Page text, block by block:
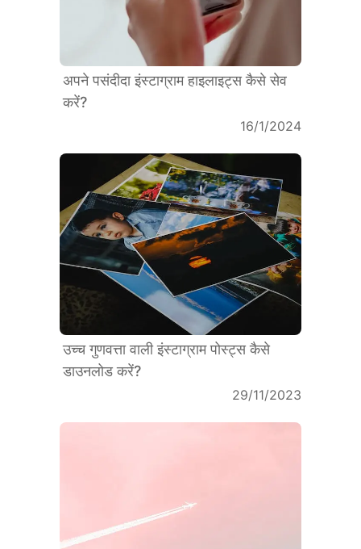
अपने पसंदीदा इंस्टाग्राम हाइलाइट्स कैसे सेव
करें?
16/1/2024
उच्च गुणवत्ता वाली इंस्टाग्राम पोस्ट्स कैसे
डाउनलोड करें?
29/11/2023